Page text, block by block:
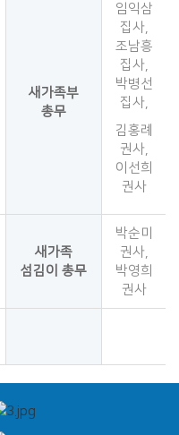
새가족부
총무
임익삼
집사,
조남흥
집사,
박병선
집사,
김홍례
권사,
이선희
권사
새가족
섬김이 총무
박순미
권사,
박영희
권사